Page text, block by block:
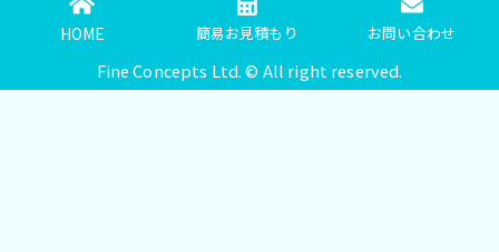
HOME 簡易お見積もり お問い合わせ
Fine Concepts Ltd. © All right reserved.